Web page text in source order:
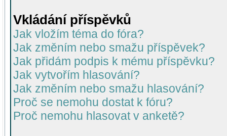
Vkládání příspěvků
Jak vložím téma do fóra?
Jak změním nebo smažu příspěvek?
Jak přidám podpis k mému příspěvku?
Jak vytvořím hlasování?
Jak změním nebo smažu hlasování?
Proč se nemohu dostat k fóru?
Proč nemohu hlasovat v anketě?